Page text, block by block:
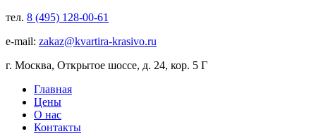
тел. 8 (495) 128-00-61
e-mail: zakaz@kvartira-krasivo.ru
г. Москва, Открытое шоссе, д. 24, кор. 5 Г
Главная
Цены
О нас
Контакты